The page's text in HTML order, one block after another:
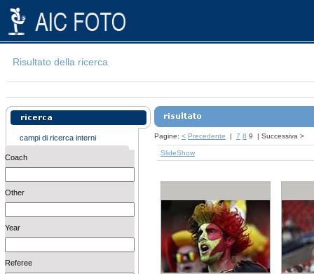
Risultato della ricerca
campi di ricerca interni
Coach
Other
Year
Referee
Pagine: < Precedente | 7 8 9 | Successiva >
SlideShow